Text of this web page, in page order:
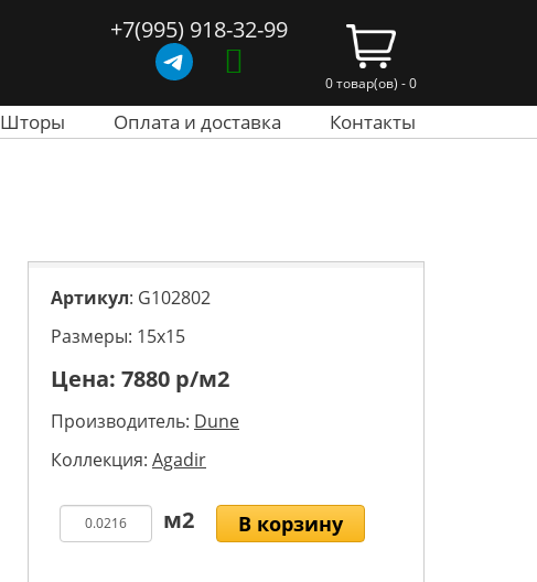
+7(995) 918-32-99
0 товар(ов) - 0
Шторы Оплата и доставка Контакты
Артикул: G102802
Размеры: 15х15
Цена: 7880 р/м2
Производитель: Dune
Коллекция: Agadir
В корзину